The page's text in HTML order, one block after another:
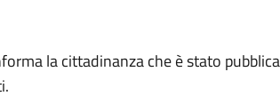
la cittadinanza che è stato